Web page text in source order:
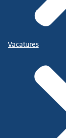
Vacatures